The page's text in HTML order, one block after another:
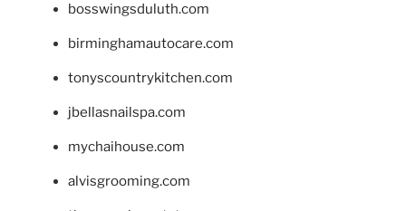
bosswingsduluth.com
birminghamautocare.com
tonyscountrykitchen.com
jbellasnailspa.com
mychaihouse.com
alvisgrooming.com